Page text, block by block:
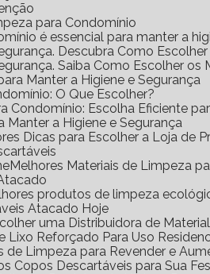
para Condomínio
é essencial para manter a
Descubra Como
Saiba Como Escolher os
Manter a Higiene e Segurança
O Que Escolher?
Condomínio: Escolha Eficiente
Manter a Higiene e Segurança
Dicas para Escolher a Loja de
Melhores Materiais de Limpeza
produtos de limpeza
Atacado Hoje
uma Distribuidora de
Lixo Reforçado Para Uso
de Limpeza para Revender e
Copos Descartáveis para Sua